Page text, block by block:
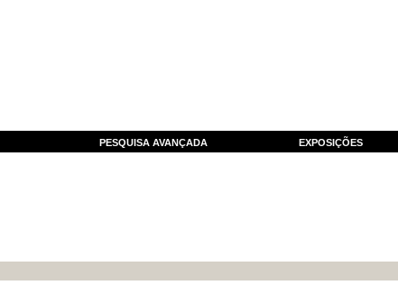
PESQUISA AVANÇADA EXPOSIÇÕES